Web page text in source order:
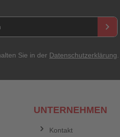
Bewertung
keyboard_arrow_right
Sie in der Datenschutzerklärung
UNTERNEHMEN
Kontakt